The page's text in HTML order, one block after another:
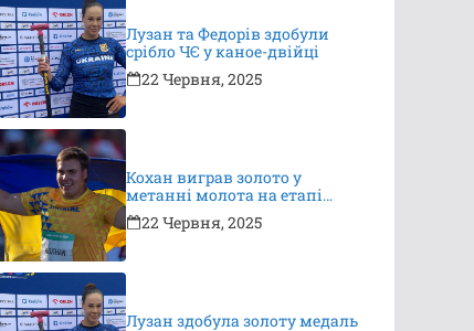
Лузан та Федорів здобули
срібло ЧЄ у каное-двійці
22 Червня, 2025
Кохан виграв золото у
метанні молота на етапі
Континентального туру
22 Червня, 2025
Лузан здобула золоту медаль